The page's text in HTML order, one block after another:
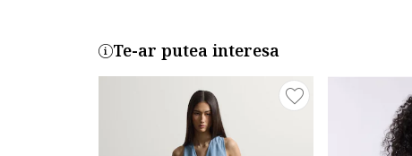
Te-ar putea interesa